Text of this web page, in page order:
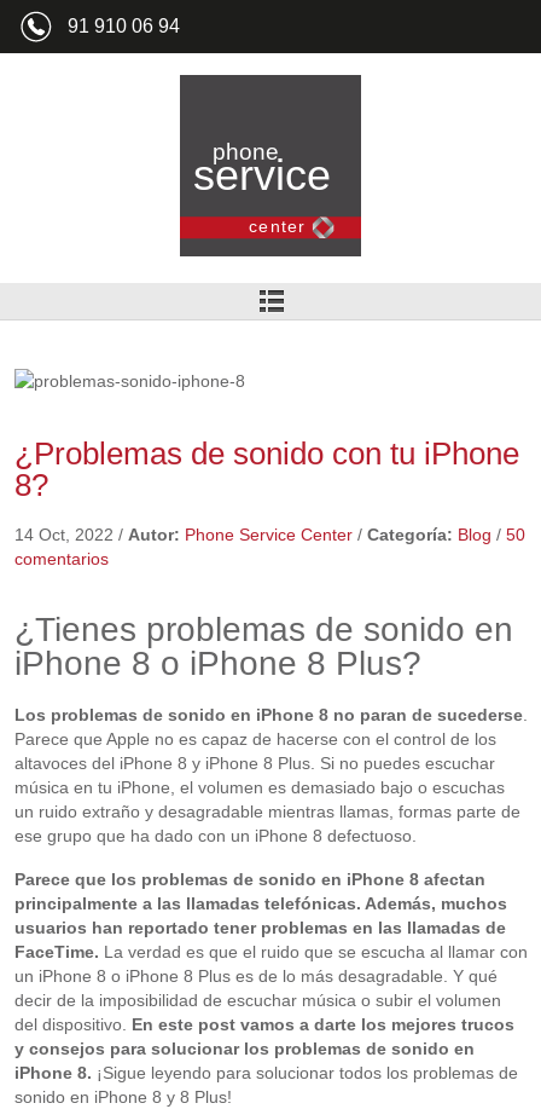
91 910 06 94
¿Problemas de sonido con tu iPhone
8?
14 Oct, 2022 / Autor: Phone Service Center/ Categoría: Blog / 50
comentarios
¿Tienes problemas de sonido en
iPhone 8 o iPhone 8 Plus?
Los problemas de sonido en iPhone 8 no paran de sucederse.
Parece que Apple no es capaz de hacerse con el control de los
altavoces del iPhone 8 y iPhone 8 Plus. Si no puedes escuchar
música en tu iPhone, el volumen es demasiado bajo o escuchas
un ruido extraño y desagradable mientras llamas, formas parte de
ese grupo que ha dado con un iPhone 8 defectuoso.
Parece que los problemas de sonido en iPhone 8 afectan
principalmente a las llamadas telefónicas. Además, muchos
usuarios han reportado tener problemas en las llamadas de
FaceTime. La verdad es que el ruido que se escucha al llamar con
un iPhone 8 o iPhone 8 Plus es de lo más desagradable. Y qué
decir de la imposibilidad de escuchar música o subir el volumen
del dispositivo. En este post vamos a darte los mejores trucos
y consejos para solucionar los problemas de sonido en
iPhone 8. ¡Sigue leyendo para solucionar todos los problemas de
sonido en iPhone 8 y 8 Plus!